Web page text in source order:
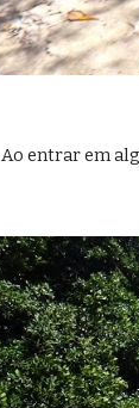
Ao entrar em